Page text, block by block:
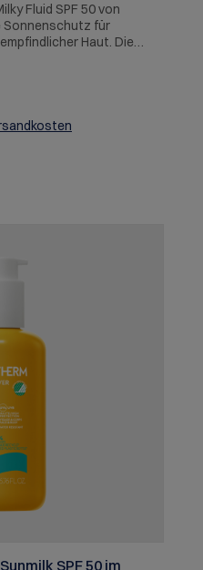
Fluid SPF 50 von
Sonnenschutz für
Haut. Die
superschnell einzieht,
Full-Light-
einen umfassenden
UVA-, UVB- und
Sunsicalm-Komplex
ein sinnliches
SPF 50 im